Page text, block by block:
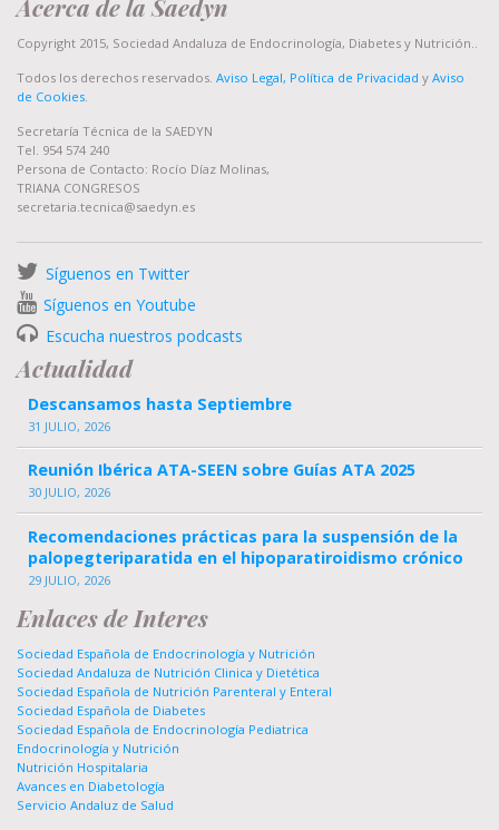
Acerca de la Saedyn
Copyright 2015, Sociedad Andaluza de Endocrinología, Diabetes y Nutrición..
Todos los derechos reservados. Aviso Legal, Política de Privacidad y Aviso
de Cookies
Secretaría Técnica de la SAEDYN
Tel. 954 574 240
Persona de Contacto: Rocío Díaz Molinas,
TRIANA CONGRESOS
secretaria.tecnica@saedyn.es
Síguenos en Twitter
Síguenos en Youtube
Escucha nuestros podcasts
Actualidad
Descansamos hasta Septiembre
31 JULIO, 2026
Reunión Ibérica ATA-SEEN sobre Guías ATA 2025
30 JULIO, 2026
Recomendaciones prácticas para la suspensión de la
palopegteriparatida en el hipoparatiroidismo crónico
29 JULIO, 2026
Enlaces de Interes
Sociedad Española de Endocrinología y Nutrición
Sociedad Andaluza de Nutrición Clinica y Dietética
Sociedad Española de Nutrición Parenteral y Enteral
Sociedad Española de Diabetes
Sociedad Española de Endocrinología Pediatrica
Endocrinología y Nutrición
Nutrición Hospitalaria
Avances en Diabetología
Servicio Andaluz de Salud